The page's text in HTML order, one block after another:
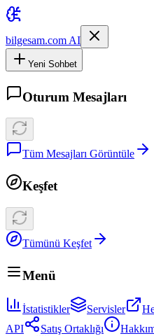
bilgesam.com AI
Yeni Sohbet
Oturum Mesajları
Tüm Mesajları Görüntüle
Keşfet
Tümünü Keşfet
Menü
İstatistikler Servisler
API
Satış Ortaklığı